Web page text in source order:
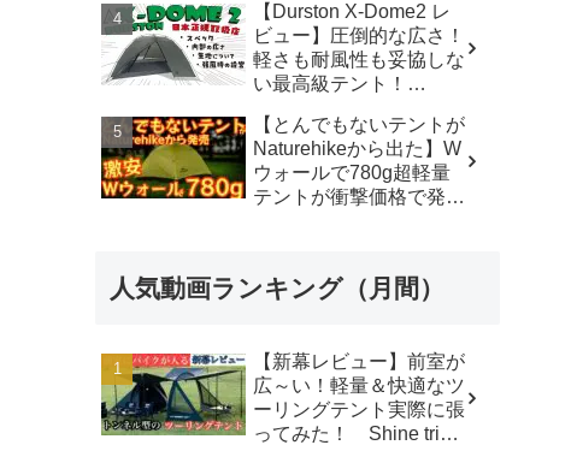
プ
【Durston X-Dome2 レ
ビュー】圧倒的な広さ！
軽さも耐風性も妥協しな
い最高級テント！
ダーストン ＃xdome1
#xdome2 #テント -
Yellowknife
Outdoorshop【イエロー
【とんでもないテントが
Naturehikeから出た】W
ウォールで780g超軽量
テントが衝撃価格で発売
【アウトドア】#855 -
人気動画ランキング（月間）
【新幕レビュー】前室が
広～い！軽量＆快適なツ
ーリングテント実際に張
ってみた！ Shine trip